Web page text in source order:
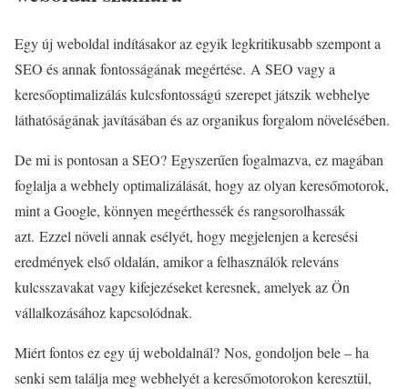
Egy új weboldal indításakor az egyik legkritikusabb szempont a
SEO és annak fontosságának megértése. A SEO vagy a
keresőoptimalizálás kulcsfontosságú szerepet játszik webhelye
láthatóságának javításában és az organikus forgalom növelésében.
De mi is pontosan a SEO? Egyszerűen fogalmazva, ez magában
foglalja a webhely optimalizálását, hogy az olyan keresőmotorok,
mint a Google, könnyen megérthessék és rangsorolhassák
azt. Ezzel növeli annak esélyét, hogy megjelenjen a keresési
eredmények első oldalán, amikor a felhasználók releváns
kulcsszavakat vagy kifejezéseket keresnek, amelyek az Ön
vállalkozásához kapcsolódnak.
Miért fontos ez egy új weboldalnál? Nos, gondoljon bele – ha
senki sem találja meg webhelyét a keresőmotorokon keresztül,